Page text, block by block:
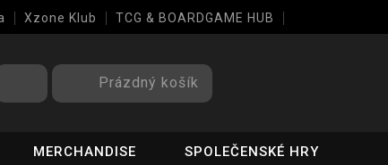
Xzone Klub TCG & BOARDGAME HUB
Prázdný košík
MERCHANDISE SPOLEČENSKÉ HRY